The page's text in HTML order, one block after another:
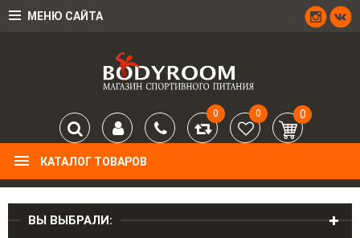
МЕНЮ САЙТА
0
0
0
КАТАЛОГ ТОВАРОВ
ВЫ ВЫБРАЛИ: